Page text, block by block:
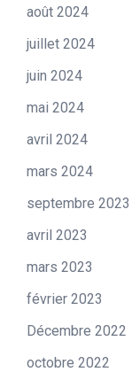
août 2024
juillet 2024
juin 2024
mai 2024
avril 2024
mars 2024
septembre 2023
avril 2023
mars 2023
février 2023
Décembre 2022
octobre 2022